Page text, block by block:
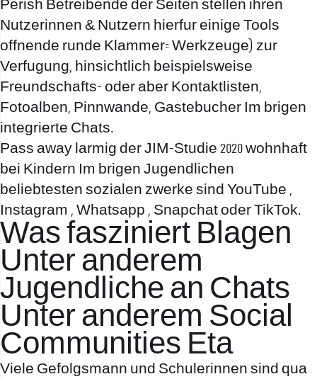
Perish Betreibende der Seiten stellen ihren
Nutzerinnen & Nutzern hierfur einige Tools
offnende runde Klammer= Werkzeuge) zur
Verfugung, hinsichtlich beispielsweise
Freundschafts- oder aber Kontaktlisten,
Fotoalben, Pinnwande, Gastebucher Im brigen
integrierte Chats.
Pass away larmig der JIM-Studie 2020 wohnhaft
bei Kindern Im brigen Jugendlichen
beliebtesten sozialen zwerke sind YouTube ,
Instagram , Whatsapp , Snapchat oder TikTok.
Was fasziniert Blagen
Unter anderem
Jugendliche an Chats
Unter anderem Social
Communities Eta
Viele Gefolgsmann und Schulerinnen sind qua